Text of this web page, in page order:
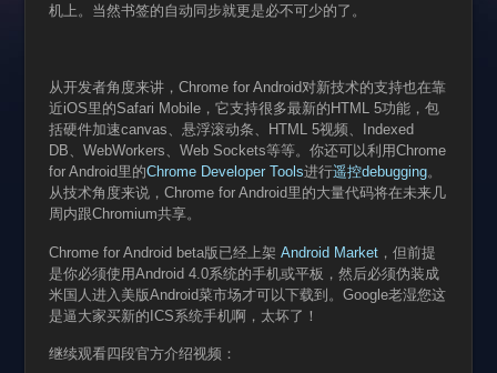
机上。当然书签的自动同步就更是必不可少的了。
从开发者角度来讲，Chrome for Android对新技术的支持也在靠
近iOS里的Safari Mobile，它支持很多最新的HTML 5功能，包
括硬件加速canvas、悬浮滚动条、HTML 5视频、Indexed
DB、WebWorkers、Web Sockets等等。你还可以利用Chrome
for Android里的Chrome Developer Tools进行遥控debugging。
从技术角度来说，Chrome for Android里的大量代码将在未来几
周内跟Chromium共享。
Chrome for Android beta版已经上架 Android Market，但前提
是你必须使用Android 4.0系统的手机或平板，然后必须伪装成
米国人进入美版Android菜市场才可以下载到。Google老湿您这
是逼大家买新的ICS系统手机啊，太坏了！
继续观看四段官方介绍视频：